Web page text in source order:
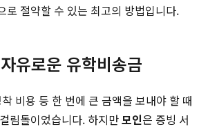
로 절약할 수 있는 최고의 방법입니다.
유로운 유학비송금
비용 등 한 번에 큰 금액을 보내야 할 때
림돌이었습니다. 하지만모인은 증빙 서